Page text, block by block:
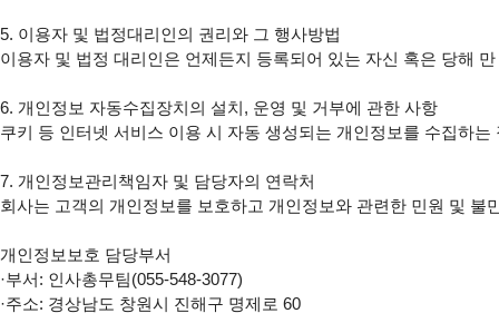
5. 이용자 및 법정대리인의 권리와 그 행사방법
이용자 및 법정 대리인은 언제든지 등록되어 있는 자신 혹은 당해
6. 개인정보 자동수집장치의 설치, 운영 및 거부에 관한 사항
쿠키 등 인터넷 서비스 이용 시 자동 생성되는 개인정보를 수집하
7. 개인정보관리책임자 및 담당자의 연락처
회사는 고객의 개인정보를 보호하고 개인정보와 관련한 민원 및
개인정보보호 담당부서
·부서: 인사총무팀(055-548-3077)
·주소: 경상남도 창원시 진해구 명제로 60